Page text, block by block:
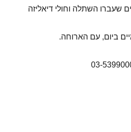
שעברו השתלה וחולי דיאליזה